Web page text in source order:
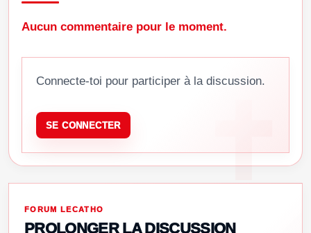
Aucun commentaire pour le moment.
Connecte-toi pour participer à la discussion.
SE CONNECTER
FORUM LECATHO
PROLONGER LA DISCUSSION